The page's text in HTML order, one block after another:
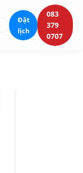
Đặt
lịch
083
379
0707